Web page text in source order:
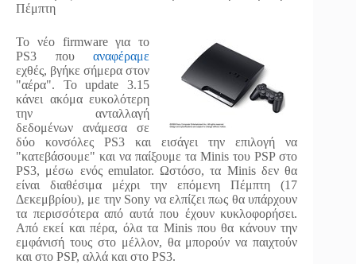
Πέμπτη
Το νέο firmware για το
PS3 πουαναφέραμε
εχθές, βγήκε σήμερα στον
"αέρα". Το update 3.15
κάνει ακόμα ευκολότερη
την ανταλλαγή
δεδομένων ανάμεσα σε
δύο κονσόλες PS3 και εισάγει την επιλογή να
"κατεβάσουμε" και να παίξουμε τα Minis του PSP στο
PS3, μέσω ενός emulator. Ωστόσο, τα Minis δεν θα
είναι διαθέσιμα μέχρι την επόμενη Πέμπτη (17
Δεκεμβρίου), με την Sony να ελπίζει πως θα υπάρχουν
τα περισσότερα από αυτά που έχουν κυκλοφορήσει.
Από εκεί και πέρα, όλα τα Minis που θα κάνουν την
εμφάνισή τους στο μέλλον, θα μπορούν να παιχτούν
και στο PSP, αλλά και στο PS3.